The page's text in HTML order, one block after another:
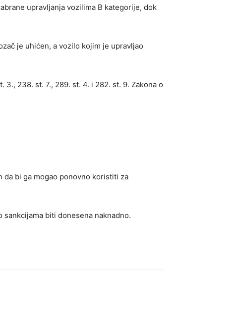
upravljanja vozilima B kategorije, dok
je uhićen, a vozilo kojim je upravljao
238. st. 7., 289. st. 4. i 282. st. 9. Zakona o
bi ga mogao ponovno koristiti za
biti donesena naknadno.